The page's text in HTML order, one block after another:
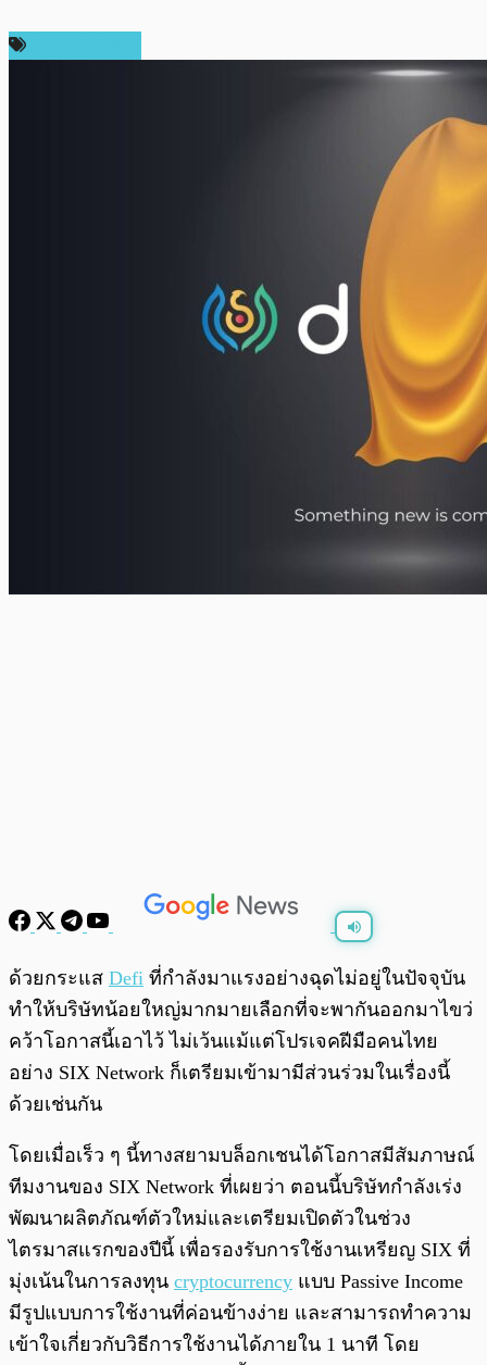
0:00 /0:00
ด้วยกระแส Defi ที่กำลังมาแรงอย่างฉุดไม่อยู่ในปัจจุบัน
ทำให้บริษัทน้อยใหญ่มากมายเลือกที่จะพากันออกมาไขว่
คว้าโอกาสนี้เอาไว้ ไม่เว้นแม้แต่โปรเจคฝีมือคนไทย
อย่าง SIX Network ก็เตรียมเข้ามามีส่วนร่วมในเรื่องนี้
ด้วยเช่นกัน
โดยเมื่อเร็ว ๆ นี้ทางสยามบล็อกเชนได้โอกาสมีสัมภาษณ์
ทีมงานของ SIX Network ที่เผยว่า ตอนนี้บริษัทกําลังเร่ง
พัฒนาผลิตภัณฑ์ตัวใหม่และเตรียมเปิดตัวในช่วง
ไตรมาสแรกของปีนี้ เพื่อรองรับการใช้งานเหรียญ SIX ที่
มุ่งเน้นในการลงทุน cryptocurrency แบบ Passive Income
มีรูปแบบการใช้งานที่ค่อนข้างง่าย และสามารถทําความ
เข้าใจเกี่ยวกับวิธีการใช้งานได้ภายใน 1 นาที โดย